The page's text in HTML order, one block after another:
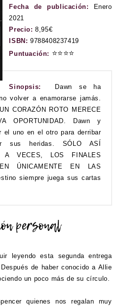
Fecha de publicación:
Enero
2021
Precio:8,95€
ISBN: 9788408237419
Puntuación: ⭐⭐⭐⭐
Sinopsis:
Dawn se ha
volver a enamorarse jamás.
CORAZÓN ROTO MERECE
OPORTUNIDAD. Dawn y
el uno en el otro para derribar
sus heridas. SÓLO ASÍ
A VECES, LOS FINALES
ÚNICAMENTE EN LAS
siempre juega sus cartas
leyendo esta segunda entrega
de haber conocido a Allie
un poco más de su círculo.
quienes nos regalan muy